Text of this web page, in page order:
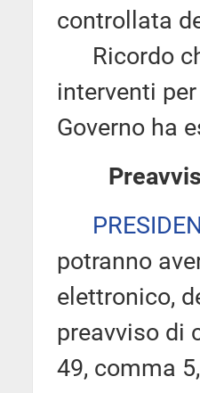
controllata
Ricordo
interventi
Governo ha
potranno
elettronico,
preavviso di
49, comma